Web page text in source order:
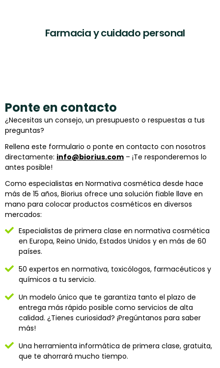
Farmacia y cuidado personal
Ponte en contacto
¿Necesitas un consejo, un presupuesto o respuestas a tus
preguntas?
Rellena este formulario o ponte en contacto con nosotros
directamente: info@biorius.com – ¡Te responderemos lo
antes posible!
Como especialistas en Normativa cosmética desde hace
más de 15 años, Biorius ofrece una solución fiable llave en
mano para colocar productos cosméticos en diversos
mercados:
Especialistas de primera clase en normativa cosmética
en Europa, Reino Unido, Estados Unidos y en más de 60
países.
50 expertos en normativa, toxicólogos, farmacéuticos y
químicos a tu servicio.
Un modelo único que te garantiza tanto el plazo de
entrega más rápido posible como servicios de alta
calidad. ¿Tienes curiosidad? ¡Pregúntanos para saber
más!
Una herramienta informática de primera clase, gratuita,
que te ahorrará mucho tiempo.